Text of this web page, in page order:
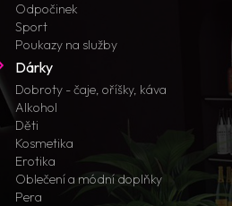
Odpočinek
Sport
Poukazy na služby
Dárky
Dobroty - čaje, oříšky, káva
Alkohol
Děti
Kosmetika
Erotika
Oblečení a módní doplňky
Pera